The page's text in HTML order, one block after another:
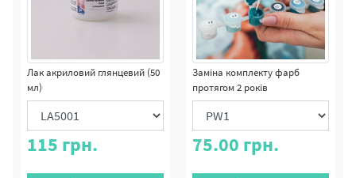
Лак акриловий глянцевий (50
мл)
115 грн.
Заміна комплекту фарб
протягом 2 років
75.00 грн.